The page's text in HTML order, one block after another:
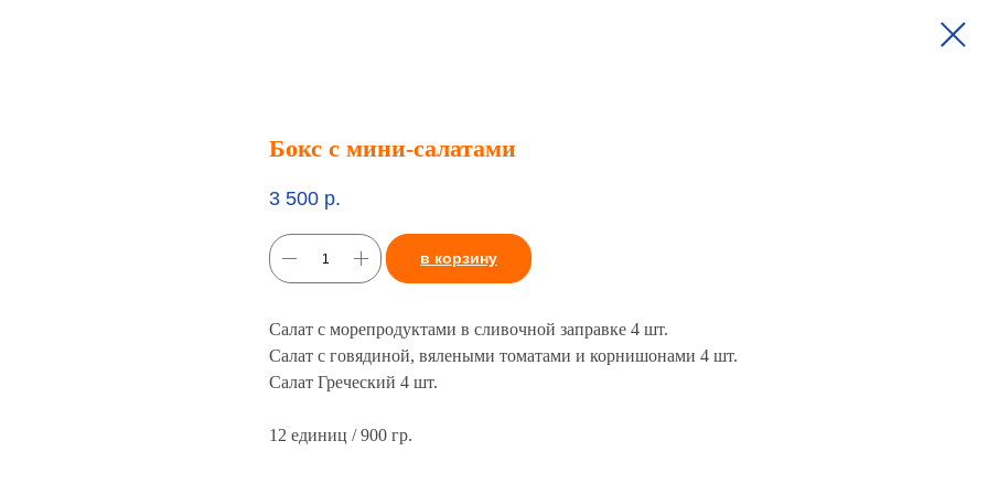
Бокс с мини-салатами
3 500 р.
в корзину
Салат с морепродуктами в сливочной заправке 4 шт.
Салат с говядиной, вялеными томатами и корнишонами 4 шт.
Салат Греческий 4 шт.
12 единиц / 900 гр.